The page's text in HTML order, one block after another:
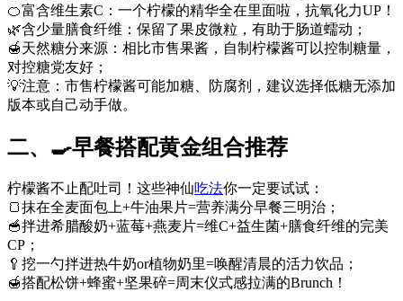
🍊富含维生素C：一个柠檬的精华全在里面啦，抗氧化力UP！
🌿含少量膳食纤维：保留了果皮微粒，有助于肠道蠕动；
🍯天然糖分来源：相比市售果酱，自制柠檬酱可以控制糖量，
对控糖党友好；
💡注意：市售柠檬酱可能加糖、防腐剂，建议选择低糖无添加
版本或自己动手做。
二、🍳早餐搭配黄金组合推荐
柠檬酱不止配吐司！这些神仙吃法你一定要试试：
🍞抹在全麦面包上+牛油果片=营养满分早餐三明治；
🥣拌进希腊酸奶+蓝莓+燕麦片=维C+益生菌+膳食纤维的完美
CP；
🥄挖一勺拌进热牛奶or植物奶里=唤醒清晨的活力饮品；
🍯搭配松饼+蜂蜜+坚果碎=周末仪式感拉满的Brunch！